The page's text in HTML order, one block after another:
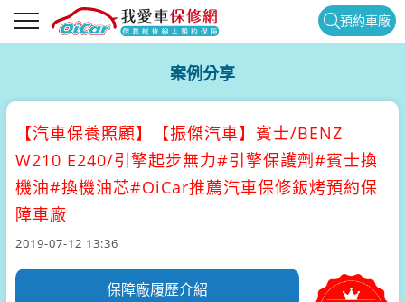
預約車廠
案例分享
【汽車保養照顧】
【振傑汽車】賓士/BENZ
W210 E240/引擎起步無力#引擎保護劑#賓士換
機油#換機油芯#OiCar推薦汽車保修鈑烤預約保
障車廠
2019-07-12 13:36
保障廠履歷介紹